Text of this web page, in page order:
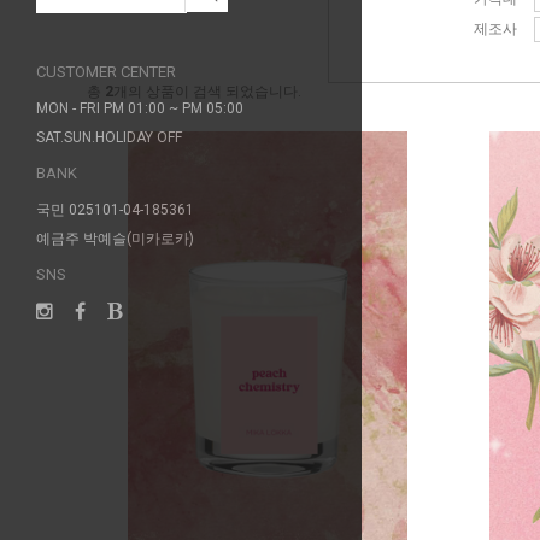
CUSTOMER CENTER
MON - FRI PM 01:00 ~ PM 05:00
SAT.SUN.HOLIDAY OFF
BANK
국민 025101-04-185361
예금주 박예슬(미카로카)
SNS
제조사
총 2 개의 상품이 검색 되었습니다.